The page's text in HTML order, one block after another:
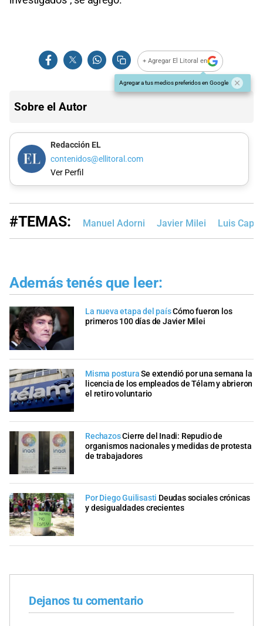
+ Agregar El Litoral en
Agregar a tus medios preferidos en Google
Sobre el Autor
Redacción EL
contenidos@ellitoral.com
Ver Perfil
#TEMAS: Manuel Adorni Javier Milei Luis
Además tenés que leer:
La nueva etapa del paísCómo fueron los
primeros 100 días de Javier Milei
Misma postura Se extendió por una semana la
licencia de los empleados de Télam y abrieron
el retiro voluntario
RechazosCierre del Inadi: Repudio de
organismos nacionales y medidas de protesta
de trabajadores
Por Diego Guilisasti Deudas sociales crónicas
y desigualdades crecientes
Dejanos tu comentario